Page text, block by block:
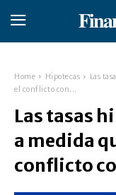
Home Hipotecas
Las
el conflicto con...
Las tasas
a medida
conflicto